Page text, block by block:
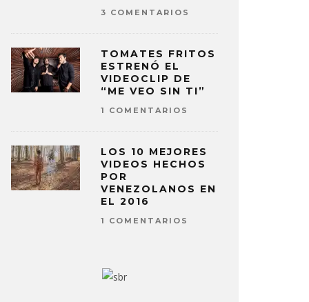
3 COMENTARIOS
TOMATES FRITOS
ESTRENÓ EL
VIDEOCLIP DE
“ME VEO SIN TI”
1 COMENTARIOS
LOS 10 MEJORES
VIDEOS HECHOS
POR
VENEZOLANOS EN
EL 2016
1 COMENTARIOS